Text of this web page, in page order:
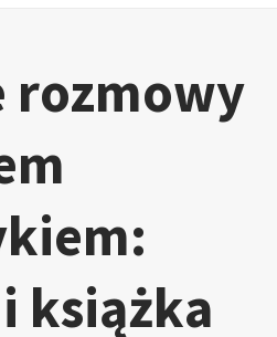
rozmowy
książka